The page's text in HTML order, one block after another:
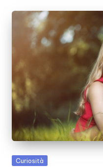
Posted
Curiosità